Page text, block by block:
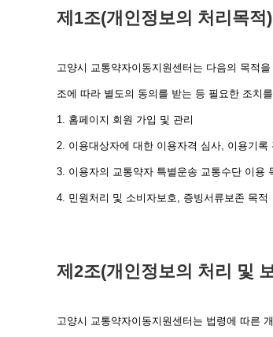
제1조(개인정보의 처리목적)
고양시 교통약자이동지원센터는 다음의 목적
조에 따라 별도의 동의를 받는 등 필요한 조치
1. 홈페이지 회원 가입 및 관리
2. 이용대상자에 대한 이용자격 심사, 이용기록
3. 이용자의 교통약자 특별운송 교통수단 이용
4. 민원처리 및 소비자보호, 증빙서류보존 목적
제2조(개인정보의 처리 및
고양시 교통약자이동지원센터는 법령에 따른